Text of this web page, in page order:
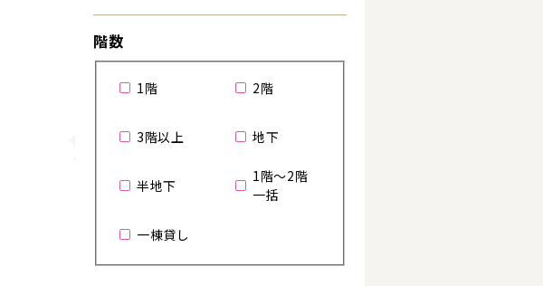
詳細を見る
階数
1階 2階
3階以上 地下
半地下
1階～2階
一括
一棟貸し